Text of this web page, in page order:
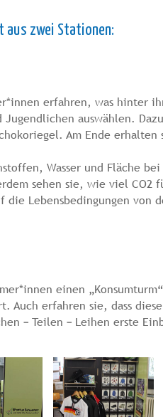
aus zwei Stationen:
erfahren, was hinter
auswählen.
Am Ende erhalten
Wasser und Fläche
sehen sie, wie viel CO2
die Lebensbedingungen von
einen
Auch erfahren sie, dass
– Teilen – Leihen erste